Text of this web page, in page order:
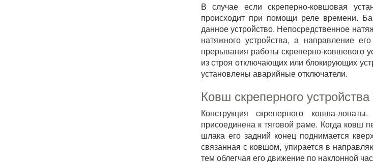
В случае если скреперно-ковшовая
происходит при помощи реле времени.
данное устройство. Непосредственное
натяжного устройства, а направление
прерывания работы скреперно-ковшевого
из строя отключающих или блокирующих
установлены аварийные отключатели.
Ковш скреперного
Конструкция скреперного ковша-
присоединена к тяговой раме. Когда ковш
шлака его задний конец поднимается
связанная с ковшом, упирается в
тем облегчая его движение по наклонной